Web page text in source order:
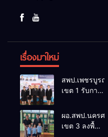
เรื่องมาใหม่
สพป.เพชรบูรณ์
เขต 1 รับการ
ประเมินผล
เชิงประจักษ์
ผอ.สพป.นครศ
เขต 3 ลงพื้นที่